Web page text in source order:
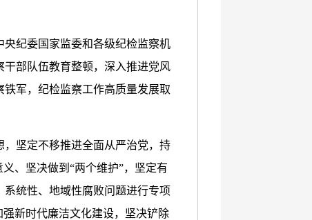
纪委国家监委和各级纪检监察机
部队伍教育整顿，深入推进党风
军，纪检监察工作高质量发展取
坚定不移推进全面从严治党，持
、坚决做到“两个维护”，坚定有
统性、地域性腐败问题进行专项
新时代廉洁文化建设，坚决铲除